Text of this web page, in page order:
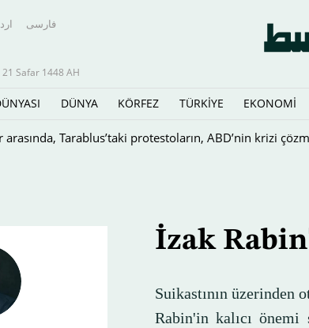
فارسى
21 Safar 1448 AH
DÜNYA KÖRFEZ TÜRKİYE EKONOMİ
çocuklarda hayal gücünü öldürdüğü tescillendi
İzak
Suikastının üzerinden
Rabin'in kalıcı